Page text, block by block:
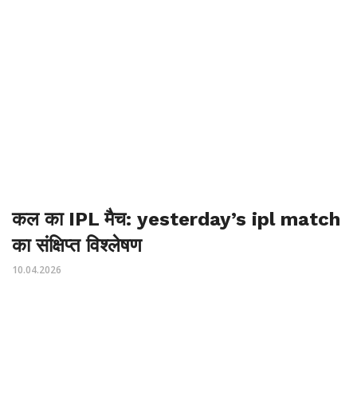
कल का IPL मैच: yesterday’s ipl match
का संक्षिप्त विश्लेषण
10.04.2026